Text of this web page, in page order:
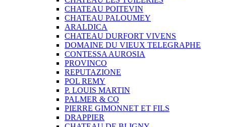
CHATEAU POITEVIN
CHATEAU PALOUMEY
ARALDICA
CHATEAU DURFORT VIVENS
DOMAINE DU VIEUX TELEGRAPHE
CONTESSA AUROSIA
PROVINCO
REPUTAZIONE
POL REMY
P. LOUIS MARTIN
PALMER & CO
PIERRE GIMONNET ET FILS
DRAPPIER